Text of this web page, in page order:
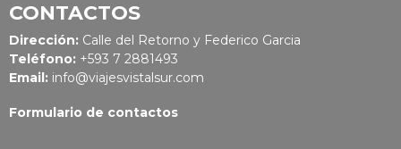
CONTACTOS
Dirección: Calle del Retorno y Federico Garcia
Teléfono: +593 7 2881493
Email: info@viajesvistalsur.com
Formulario de contactos